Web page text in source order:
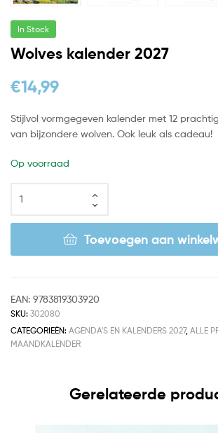
In Stock
Wolves kalender 2027
€14,99
Stijlvol vormgegeven kalender met 12
van bijzondere wolven. Ook leuk als cadeau!
Op voorraad
Toevoegen aan
EAN: 9783819303920
SKU: 302080
CATEGORIEËN: AGENDA'S EN KALENDERS 2027, ALLE
MAANDKALENDER
Gerelateerde